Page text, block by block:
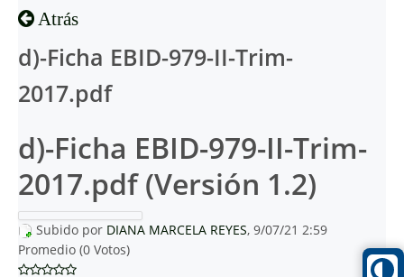
Atrás
d)-Ficha EBID-979-II-Trim-
2017.pdf
d)-Ficha EBID-979-II-Trim-
2017.pdf (Versión 1.2)
Subido por DIANA MARCELA REYES, 9/07/21 2:59
Promedio (0 Votos)